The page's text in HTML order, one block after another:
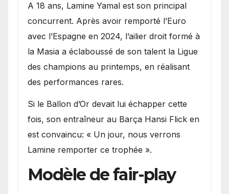
A 18 ans, Lamine Yamal est son principal
concurrent. Après avoir remporté l’Euro
avec l’Espagne en 2024, l’ailier droit formé à
la Masia a éclaboussé de son talent la Ligue
des champions au printemps, en réalisant
des performances rares.
Si le Ballon d’Or devait lui échapper cette
fois, son entraîneur au Barça Hansi Flick en
est convaincu: « Un jour, nous verrons
Lamine remporter ce trophée ».
Modèle de fair-play